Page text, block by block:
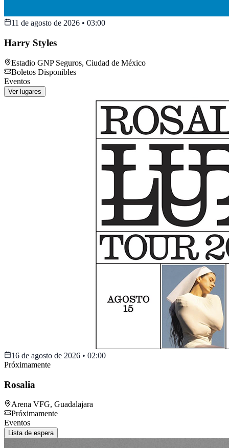
11 de agosto de 2026 • 03:00
Harry Styles
Estadio GNP Seguros, Ciudad de México
Boletos Disponibles
Eventos
Ver lugares
16 de agosto de 2026 • 02:00
Próximamente
Rosalia
Arena VFG, Guadalajara
Próximamente
Eventos
Lista de espera